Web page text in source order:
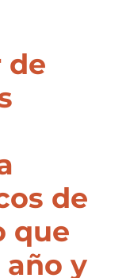
de
de
que
año y